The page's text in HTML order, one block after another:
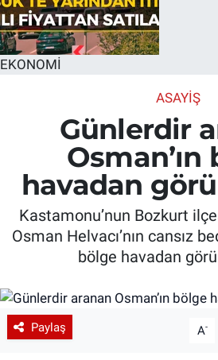
EKONOMİ
ASAYIŞ
Günlerdir
havadan
Kastamonu’nun Bozkurt
Osman Helvacı’nın cansız
bölge havadan
Paylaş A-